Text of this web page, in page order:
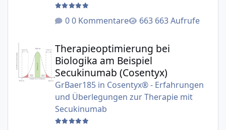
0 Kommentare
663 Aufrufe
Therapieoptimierung bei Biologika am Beispiel
Therapieoptimierung bei
Biologika am Beispiel
Secukinumab (Cosentyx)
GrBaer185in Cosentyx® - Erfahrungen
und Überlegungen zur Therapie mit
Secukinumab